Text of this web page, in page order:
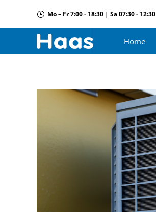
Mo – Fr 7:00 - 18:30 | Sa 07:30 - 12:30
Home